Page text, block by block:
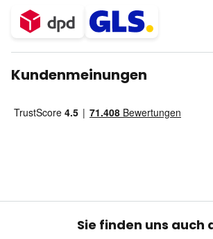
Kundenmeinungen
Sie finden uns auch